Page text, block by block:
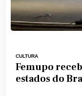
CULTURA
Femupo
estados do